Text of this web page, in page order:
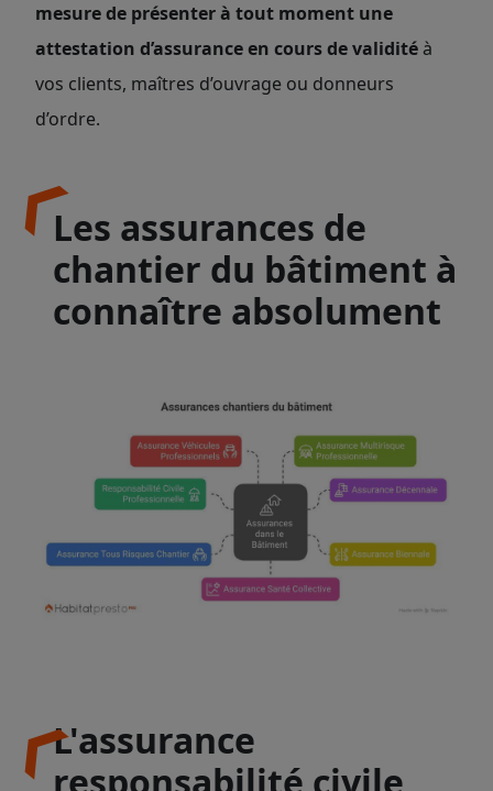
mesure de présenter à tout moment une
attestation d’assurance en cours de validitéà
vos clients, maîtres d’ouvrage ou donneurs
d’ordre.
Les assurances de
chantier du bâtiment à
connaître absolument
L'assurance
responsabilité civile